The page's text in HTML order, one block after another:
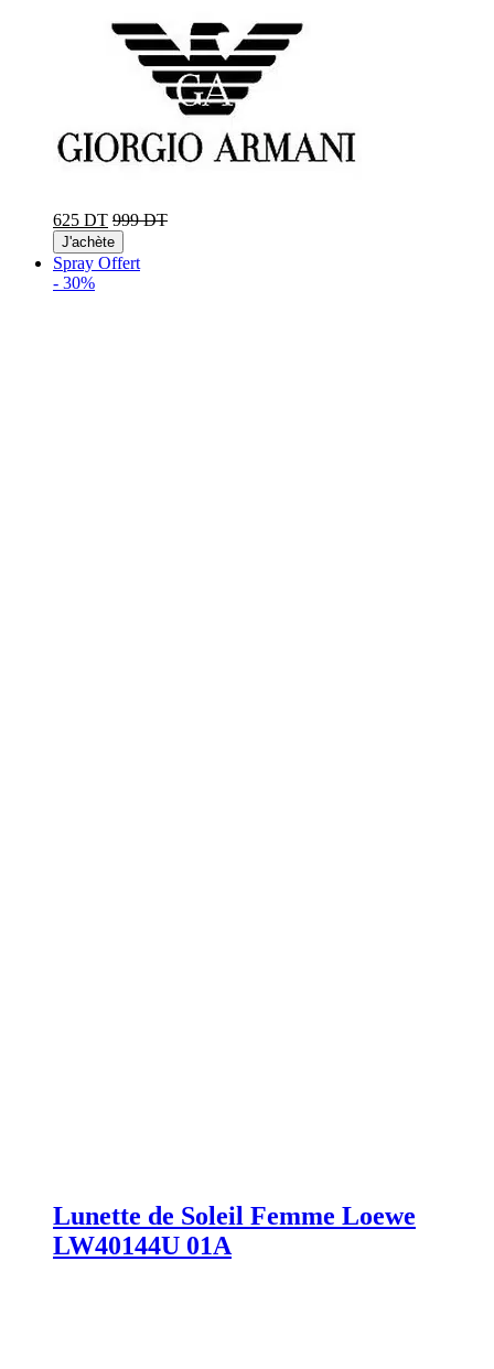
625 DT 999 DT
J'achète
Spray Offert
- 30%
Lunette de Soleil Femme Loewe
LW40144U 01A